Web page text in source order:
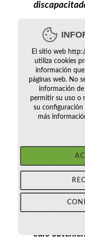
Dispone
rampa
(que va
lo que evita
persona
eléctrico
conductor
mucha
culo
El sitio web
utiliza cookies
información
páginas web. No
información
permitir su uso o
su configuración
más